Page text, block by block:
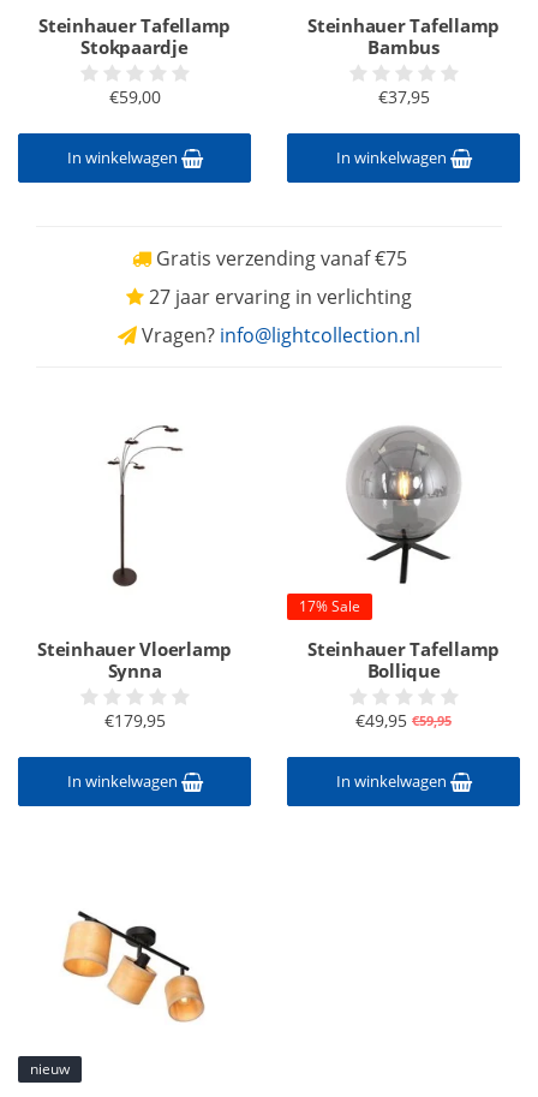
Steinhauer Tafellamp
Stokpaardje
€59,00
In winkelwagen
Steinhauer Tafellamp
Bambus
€37,95
In winkelwagen
Gratis verzending vanaf €75
27 jaar ervaring in verlichting
Vragen? info@lightcollection.nl
Steinhauer Vloerlamp
Synna
€179,95
In winkelwagen
17% Sale
Steinhauer Tafellamp
Bollique
€49,95 €59,95
In winkelwagen
nieuw